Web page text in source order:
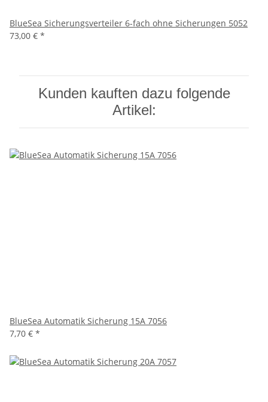
BlueSea Sicherungsverteiler 6-fach ohne Sicherungen 5052
73,00 € *
Kunden kauften dazu folgende
Artikel:
BlueSea Automatik Sicherung 15A 7056
7,70 € *